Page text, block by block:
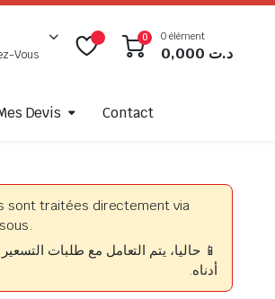
Vous
0 0 élément
د.ت
Devis Contact
sont traitées directement via
📱 حاليا، يتم التعامل مع طلبات
أدناه.